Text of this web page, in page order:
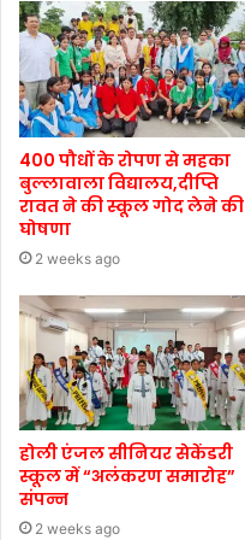
400 पौधों के रोपण से महका
बुल्लावाला विद्यालय,दीप्ति
रावत ने की स्कूल गोद लेने की
घोषणा
2 weeks ago
होली एंजल सीनियर सेकेंडरी
स्कूल में “अलंकरण समारोह”
संपन्न
2 weeks ago